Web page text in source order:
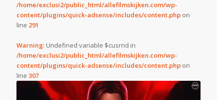
/home/exclusi2/public_html/allefilmskijken.com/wp-
content/plugins/quick-adsense/includes/content.phpon
line 291
Warning: Undefined variable $cusrnd in
/home/exclusi2/public_html/allefilmskijken.com/wp-
content/plugins/quick-adsense/includes/content.phpon
line 307